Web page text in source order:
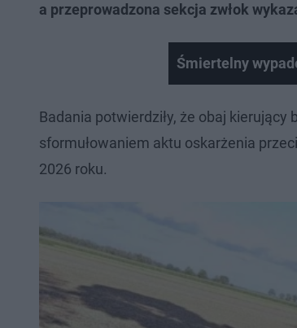
a przeprowadzona sekcja zwłok
Śmiertelny
Badania potwierdziły, że obaj
sformułowaniem aktu oskarżenia
2026 roku.